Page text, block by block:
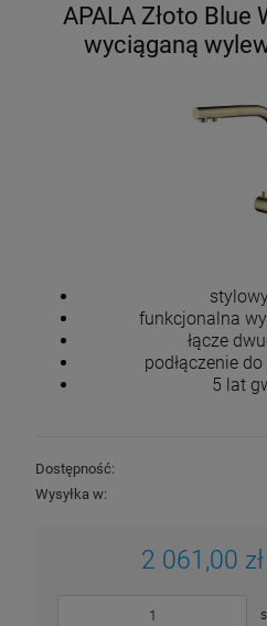
Wkład do filtra Cintropur
wymienny
APALA Złoto Blue
wyciąganą
funkcjonalna
łącze
podłączenie
5 lat
Dostępność:
Wysyłka w:
2 061,00 zł